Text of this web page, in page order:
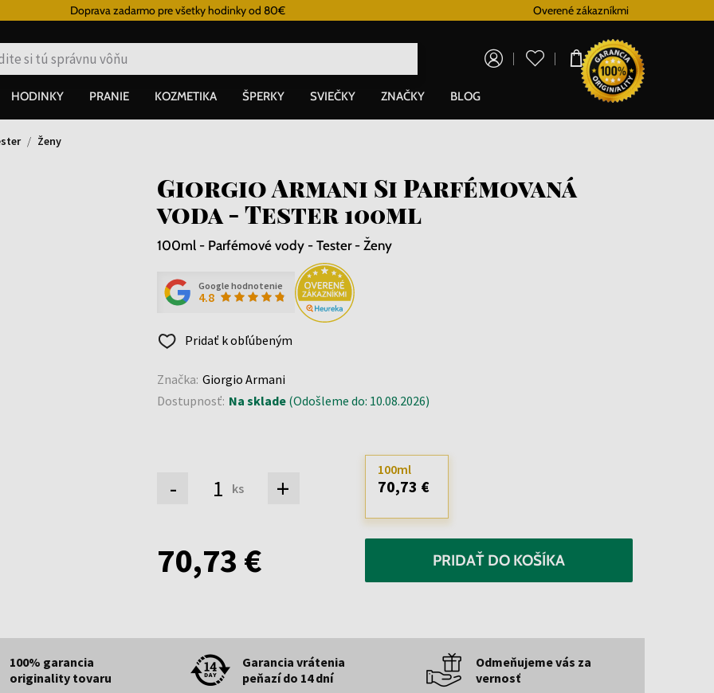
Doprava zadarmo pre všetky hodinky od 80€ Overené zákazníkmi
0,00 €
HODINKY PRANIE KOZMETIKA ŠPERKY SVIEČKY ZNAČKY BLOG
Ženy
Giorgio Armani Si Parfémovaná
voda - Tester 100ml
100ml - Parfémové vody - Tester - Ženy
Google hodnotenie
4.8
Pridať k obľúbeným
Značka: Giorgio Armani
Dostupnosť: Na sklade(Odošleme do: 10.08.2026)
- ks +
100ml
70,73 €
70,73 € PRIDAŤ DO KOŠÍKA
100% garancia
originality tovaru
Garancia vrátenia
peňazí do 14 dní
Odmeňujeme vás za
vernosť